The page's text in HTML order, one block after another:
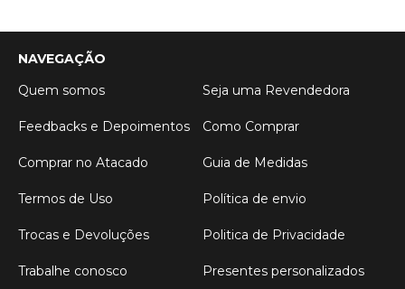
NAVEGAÇÃO
Quem somos
Seja uma Revendedora
Feedbacks e Depoimentos Como Comprar
Comprar no Atacado Guia de Medidas
Termos de Uso Política de envio
Trocas e Devoluções Politica de Privacidade
Trabalhe conosco Presentes personalizados